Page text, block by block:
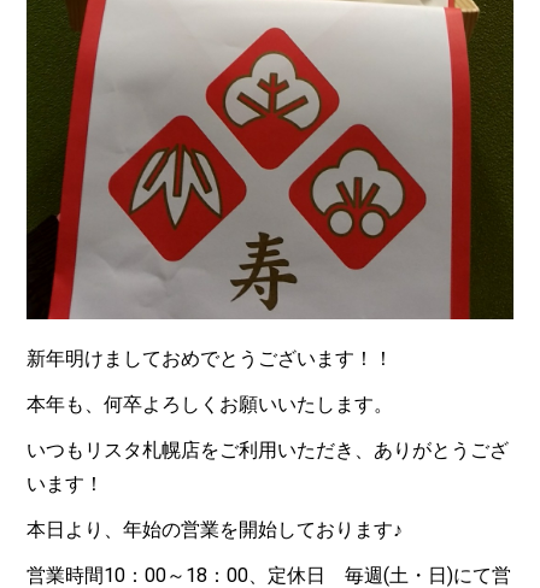
新年明けましておめでとうございます！！
本年も、何卒よろしくお願いいたします。
いつもリスタ札幌店をご利用いただき、ありがとうござ
います！
本日より、年始の営業を開始しております♪
営業時間10：00～18：00、定休日 毎週(土・日)にて営